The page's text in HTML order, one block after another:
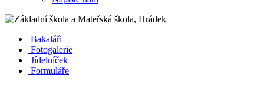
Bakaláři
Fotogalerie
Jídelníček
Formuláře